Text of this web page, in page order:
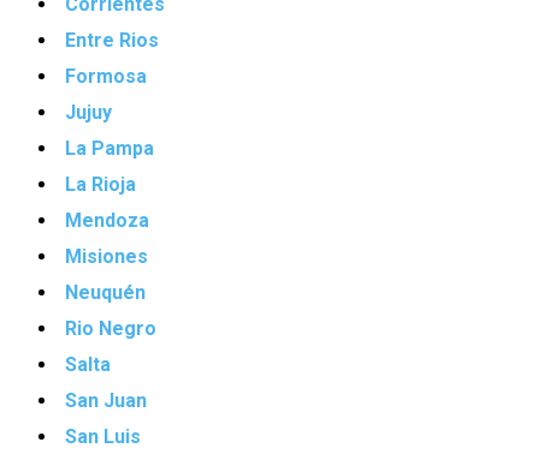
Corrientes
Entre Rios
Formosa
Jujuy
La Pampa
La Rioja
Mendoza
Misiones
Neuquén
Rio Negro
Salta
San Juan
San Luis